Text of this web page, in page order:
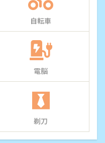
自転車
電脳
剃刀